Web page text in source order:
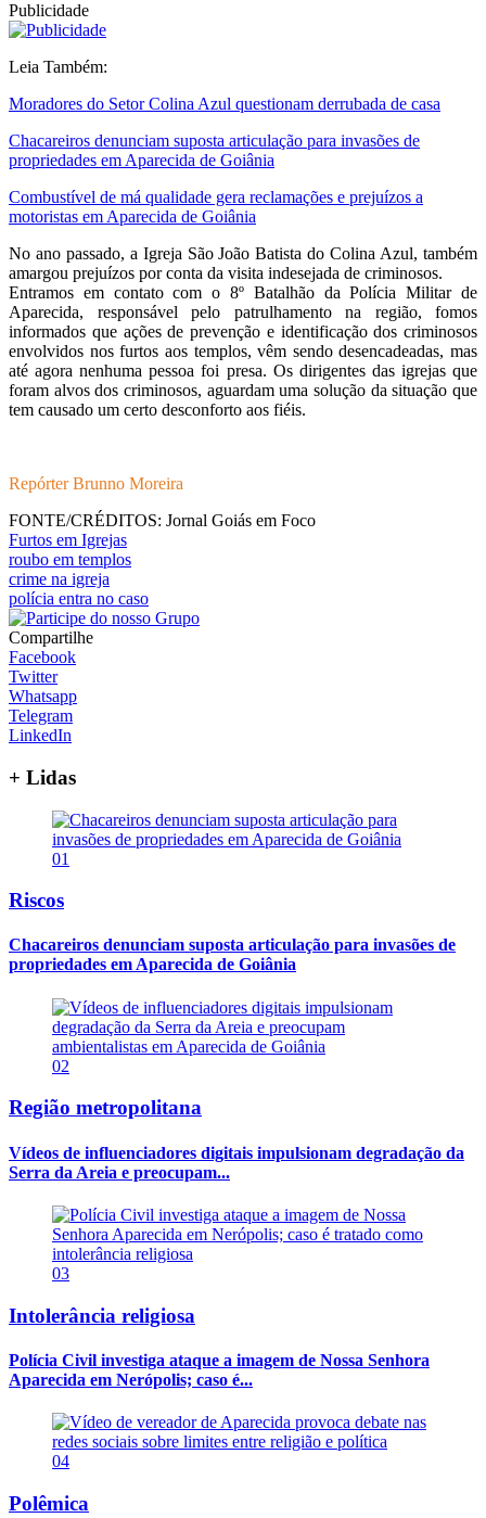
Publicidade
Leia Também:
Moradores do Setor Colina Azul questionam derrubada de casa
Chacareiros denunciam suposta articulação para invasões de
propriedades em Aparecida de Goiânia
Combustível de má qualidade gera reclamações e prejuízos a
motoristas em Aparecida de Goiânia
No ano passado, a Igreja São João Batista do Colina Azul, também
amargou prejuízos por conta da visita indesejada de criminosos.
Entramos em contato com o 8º Batalhão da Polícia Militar de
Aparecida, responsável pelo patrulhamento na região, fomos
informados que ações de prevenção e identificação dos criminosos
envolvidos nos furtos aos templos, vêm sendo desencadeadas, mas
até agora nenhuma pessoa foi presa. Os dirigentes das igrejas que
foram alvos dos criminosos, aguardam uma solução da situação que
tem causado um certo desconforto aos fiéis.
Repórter Brunno Moreira
FONTE/CRÉDITOS: Jornal Goiás em Foco
Furtos em Igrejas
roubo em templos
crime na igreja
polícia entra no caso
Compartilhe
Facebook
Twitter
Whatsapp
Telegram
LinkedIn
+ Lidas
01
Riscos
Chacareiros denunciam suposta articulação para invasões de
propriedades em Aparecida de Goiânia
02
Região metropolitana
Vídeos de influenciadores digitais impulsionam degradação da
Serra da Areia e preocupam...
03
Intolerância religiosa
Polícia Civil investiga ataque a imagem de Nossa Senhora
Aparecida em Nerópolis; caso é...
04
Polêmica